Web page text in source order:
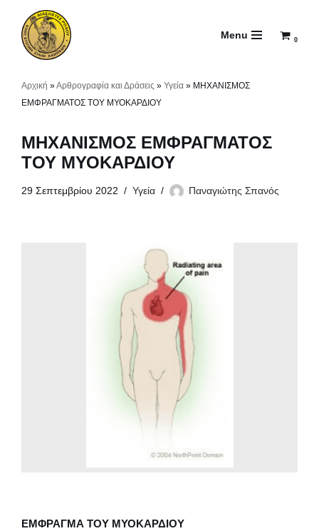
Μεταπηδήστε
Menu 0
Αρχική »Αρθρογραφία και Δράσεις » Υγεία » ΜΗΧΑΝΙΣΜΟΣ
ΕΜΦΡΑΓΜΑΤΟΣ ΤΟΥ ΜΥΟΚΑΡΔΙΟΥ
ΜΗΧΑΝΙΣΜΟΣ ΕΜΦΡΑΓΜΑΤΟΣ
ΤΟΥ ΜΥΟΚΑΡΔΙΟΥ
29 Σεπτεμβρίου 2022 Υγεία Παναγιώτης Σπανός
ΕΜΦΡΑΓΜΑ ΤΟΥ ΜΥΟΚΑΡΔΙΟΥ